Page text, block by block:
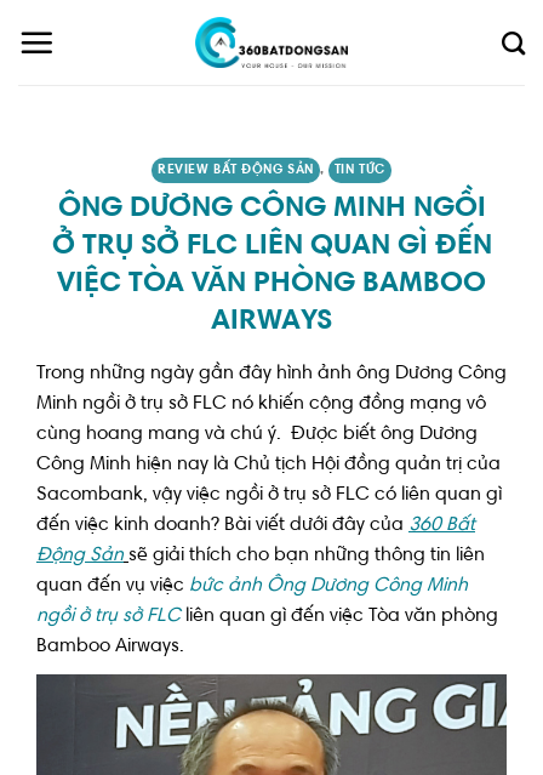
REVIEW BẤT ĐỘNG SẢN , TIN TỨC
ÔNG DƯƠNG CÔNG MINH NGỒI
Ở TRỤ SỞ FLC LIÊN QUAN GÌ ĐẾN
VIỆC TÒA VĂN PHÒNG BAMBOO
AIRWAYS
Trong những ngày gần đây hình ảnh ông Dương Công
Minh ngồi ở trụ sở FLC nó khiến cộng đồng mạng vô
cùng hoang mang và chú ý. Được biết ông Dương
Công Minh hiện nay là Chủ tịch Hội đồng quản trị của
Sacombank, vậy việc ngồi ở trụ sở FLC có liên quan gì
đến việc kinh doanh? Bài viết dưới đây của 360 Bất
Động Sản sẽ giải thích cho bạn những thông tin liên
quan đến vụ việc bức ảnh Ông Dương Công Minh
ngồi ở trụ sở FLCliên quan gì đến việc Tòa văn phòng
Bamboo Airways.